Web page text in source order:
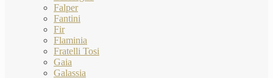
Falper
Fantini
Fir
Flaminia
Fratelli Tosi
Gaia
Galassia